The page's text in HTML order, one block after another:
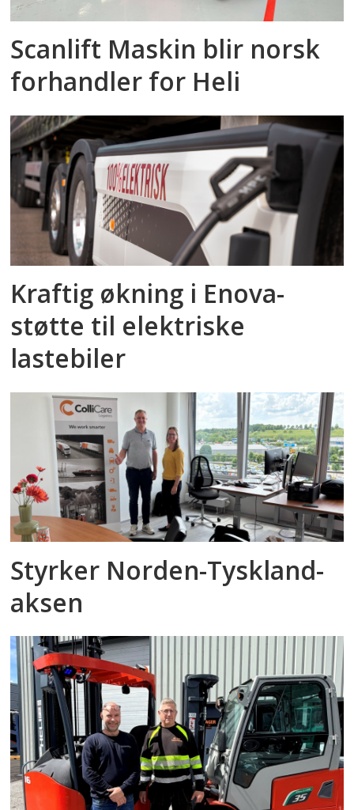
Scanlift Maskin blir norsk
forhandler for Heli
Kraftig økning i Enova-
støtte til elektriske
lastebiler
Styrker Norden-Tyskland-
aksen